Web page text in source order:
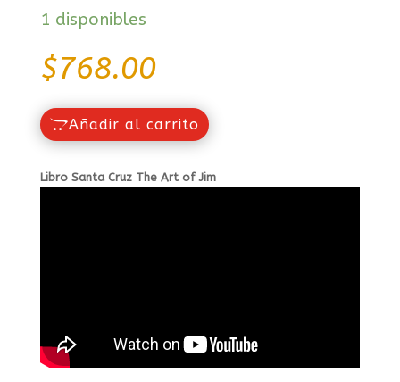
1 disponibles
$768.00
Añadir al carrito
Libro Santa Cruz The Art of Jim